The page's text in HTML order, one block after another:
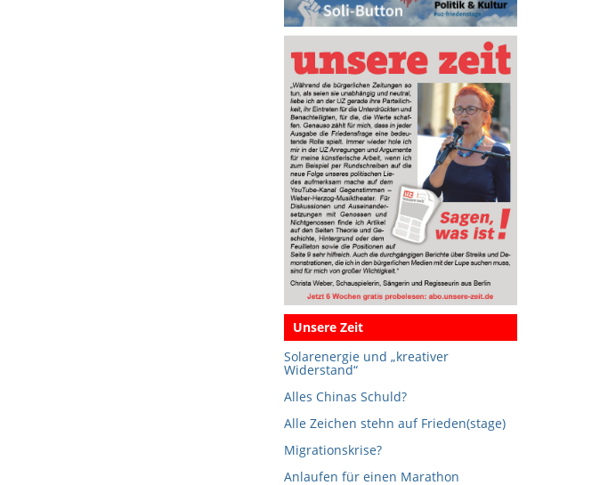
Unsere Zeit
Solarenergie und „kreativer
Widerstand“
Alles Chinas Schuld?
Alle Zeichen stehn auf Frieden(stage)
Migrationskrise?
Anlaufen für einen Marathon